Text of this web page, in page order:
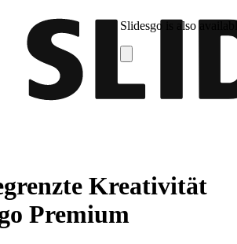
Slidesgo is also
Kreativität
Premium